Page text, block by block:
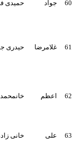
حمیدی فر 1946
حیدری جوانمرد5820
خانمحمدی 5966
خانی زاده 4552